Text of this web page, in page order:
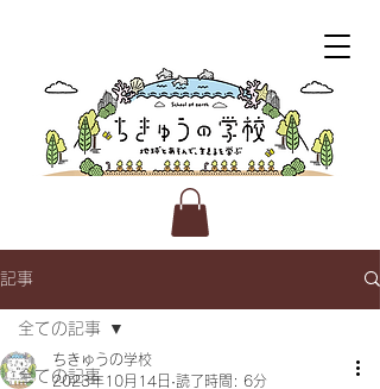
記事
全ての記事
全ての記事
ちきゅうの学校
2023年10月14日 読了時間: 6分